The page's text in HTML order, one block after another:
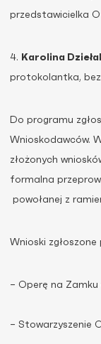
przedstawicielka
4. Karolina
protokolantka, bez
Do programu
Wnioskodawców.
złożonych
formalna
powołanej z
Wnioski zgłoszone
– Operę na Zamku
– Stowarzyszenie